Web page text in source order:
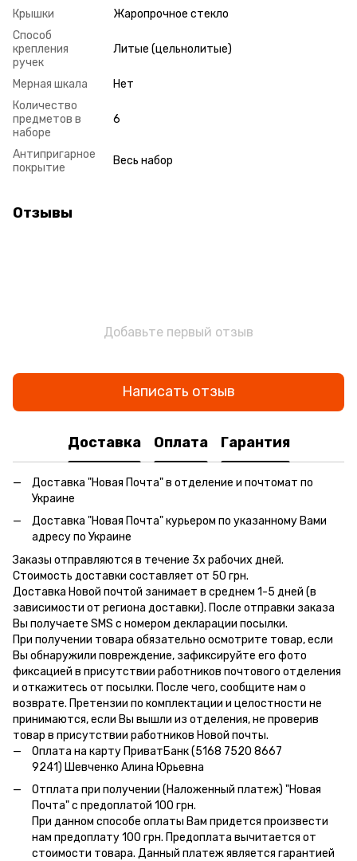
Крышки
Жаропрочное стекло
Способ
крепления
ручек
Литые (цельнолитые)
Мерная шкала
Нет
Количество
предметов в
наборе
6
Антипригарное
покрытие
Весь набор
Отзывы
Добавьте первый отзыв
Написать отзыв
Доставка Оплата Гарантия
Доставка "Новая Почта" в отделение и почтомат по
Украине
Доставка "Новая Почта" курьером по указанному Вами
адресу по Украине
Заказы отправляются в течение 3х рабочих дней.
Стоимость доставки составляет от 50 грн.
Доставка Новой почтой занимает в среднем 1-5 дней (в
зависимости от региона доставки). После отправки заказа
Вы получаете SMS с номером декларации посылки.
При получении товара обязательно осмотрите товар, если
Вы обнаружили повреждение, зафиксируйте его фото
фиксацией в присутствии работников почтового отделения
и откажитесь от посылки. После чего, сообщите нам о
возврате. Претензии по комплектации и целостности не
принимаются, если Вы вышли из отделения, не проверив
товар в присутствии работников Новой почты.
Оплата на карту ПриватБанк (5168 7520 8667
9241) Шевченко Алина Юрьевна
Отплата при получении (Наложенный платеж) "Новая
Почта" с предоплатой 100 грн.
При данном способе оплаты Вам придется произвести
нам предоплату 100 грн. Предоплата вычитается от
стоимости товара. Данный платеж является гарантией